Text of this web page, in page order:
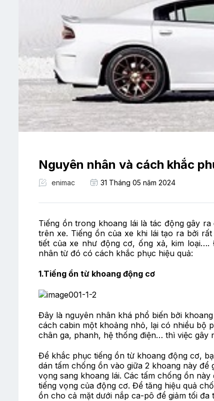
Nguyên nhân và cách khắc
enimac 31 Tháng 05 năm 2024
Tiếng ồn trong khoang lái là tác động gây
trên xe. Tiếng ồn của xe khi lái tạo ra bởi
tiết của xe như động cơ, ống xả, kim
nhân từ đó có cách khắc phục hiệu quả:
1.Tiếng ồn từ khoang động cơ
Đây là nguyên nhân khá phổ biến bởi
cách cabin một khoảng nhỏ, lại có nhiều bộ
chân ga, phanh, hệ thống điện… thì việc gây
Để khắc phục tiếng ồn từ khoang động cơ,
dán tấm chống ồn vào giữa 2 khoang này
vọng sang khoang lái. Các tấm chống ồn
tiếng vọng của động cơ. Để tăng hiệu quả
ồn cho cả mặt dưới nắp ca-pô để giảm tối